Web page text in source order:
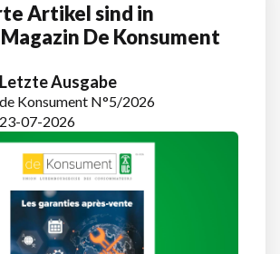
Artikel sind in
De Konsument
Letzte Ausgabe
de Konsument N°5/2026
23-07-2026